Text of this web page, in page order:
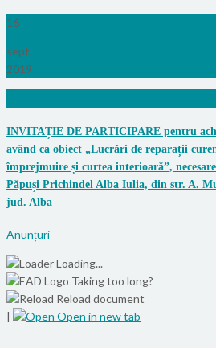
16
sept.
2019
INVITAȚIE DE PARTICIPARE pentru
având ca obiect „Lucrări de reparații
împrejmuire și curtea interioară”,
Păpuși Prichindel Alba Iulia, din str. A.
jud. Alba
Anunțuri
Loading...
Taking too long?
Reload document
|
Open in new tab